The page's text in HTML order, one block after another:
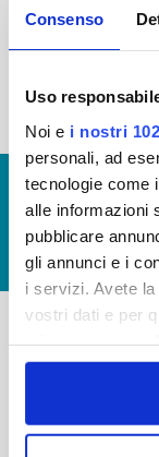
Consenso
Uso
Noi e i nostri
personali, ad
tecnologie come
alle informazioni
pubblicare
gli annunci e i
i servizi. Avete
vostri dati e per
in cui avete
modificare o
momento dalla
© Copyright
Via Villamagna